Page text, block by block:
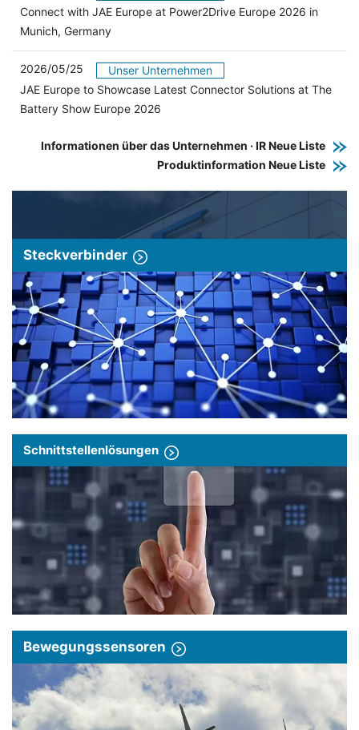
Connect with JAE Europe at Power2Drive Europe 2026 in
Munich, Germany
2026/05/25
Unser Unternehmen
JAE Europe to Showcase Latest Connector Solutions at The
Battery Show Europe 2026
Informationen über das Unternehmen · IR Neue Liste
Produktinformation Neue Liste
Steckverbinder
Schnittstellenlösungen
Bewegungssensoren